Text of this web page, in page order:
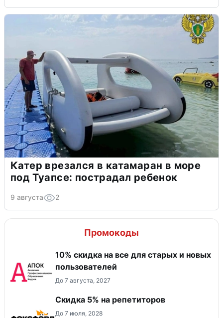
Катер врезался в катамаран в море
под Туапсе: пострадал ребенок
9 августа 2
Промокоды
10% скидка на все для старых и новых
пользователей
До 7 августа, 2027
Скидка 5% на репетиторов
До 7 июля, 2028